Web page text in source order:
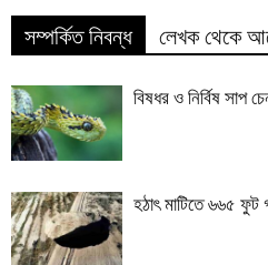
সম্পর্কিত নিবন্ধ লেখক থেকে
বিষধর ও নির্বিষ সাপ
হঠাৎ মাটিতে ৬৬৫